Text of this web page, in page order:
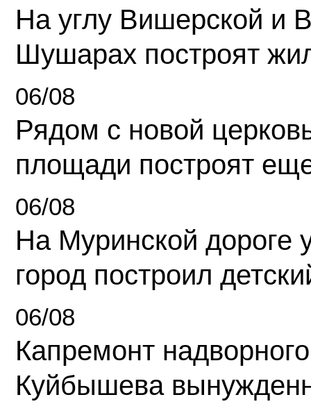
На углу Вишерской и
Шушарах построят
06/08
Рядом с новой
площади построят
06/08
На Муринской дороге
город построил
06/08
Капремонт
Куйбышева